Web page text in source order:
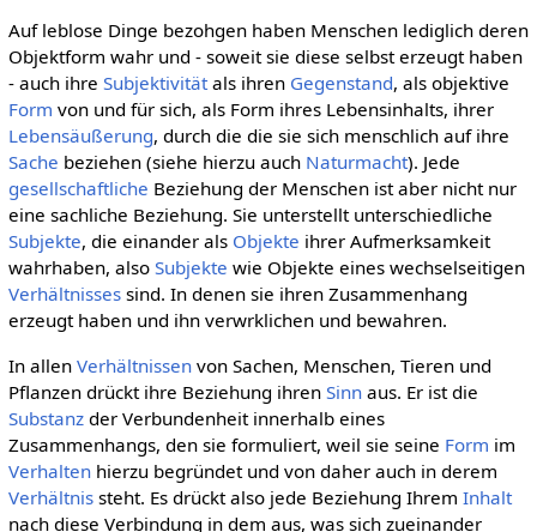
Auf leblose Dinge bezohgen haben Menschen lediglich deren
Objektform wahr und - soweit sie diese selbst erzeugt haben
- auch ihre Subjektivitätals ihren Gegenstand, als objektive
Form von und für sich, als Form ihres Lebensinhalts, ihrer
Lebensäußerung, durch die die sie sich menschlich auf ihre
Sache beziehen (siehe hierzu auch Naturmacht). Jede
gesellschaftliche Beziehung der Menschen ist aber nicht nur
eine sachliche Beziehung. Sie unterstellt unterschiedliche
Subjekte, die einander als Objekte ihrer Aufmerksamkeit
wahrhaben, also Subjekte wie Objekte eines wechselseitigen
Verhältnissessind. In denen sie ihren Zusammenhang
erzeugt haben und ihn verwrklichen und bewahren.
In allen Verhältnissenvon Sachen, Menschen, Tieren und
Pflanzen drückt ihre Beziehung ihren Sinnaus. Er ist die
Substanzder Verbundenheit innerhalb eines
Zusammenhangs, den sie formuliert, weil sie seine Form im
Verhaltenhierzu begründet und von daher auch in derem
Verhältnissteht. Es drückt also jede Beziehung Ihrem Inhalt
nach diese Verbindung in dem aus, was sich zueinander